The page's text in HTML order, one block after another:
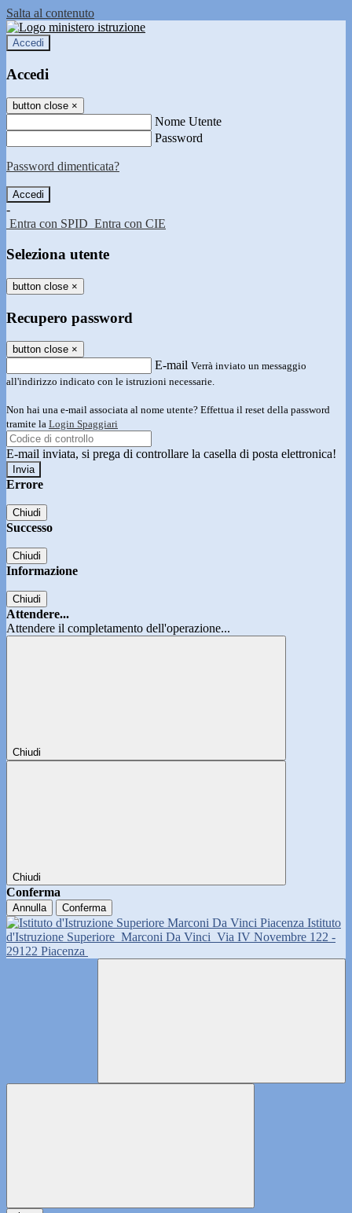
Salta al contenuto
Accedi
Accedi
button close ×
Nome Utente
Password
Password dimenticata?
-
Entra con SPID Entra con CIE
Seleziona utente
button close ×
Recupero password
button close ×
E-mail Verrà inviato un messaggio
all'indirizzo indicato con le istruzioni necessarie.
Non hai una e-mail associata al nome utente? Effettua il reset della password
tramite la Login Spaggiari
E-mail inviata, si prega di controllare la casella di posta elettronica!
Errore
Chiudi
Successo
Chiudi
Informazione
Chiudi
Attendere...
Attendere il completamento dell'operazione...
Chiudi
Chiudi
Conferma
Annulla Conferma
Istituto
d'Istruzione Superiore Marconi Da Vinci Via IV Novembre 122 -
29122 Piacenza